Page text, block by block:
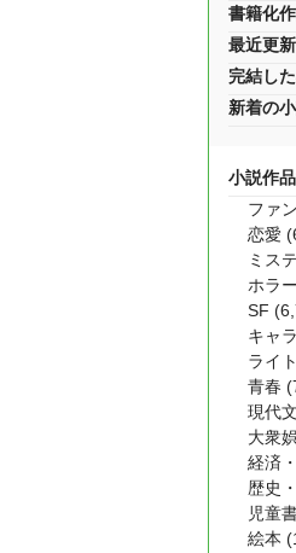
書籍化
最近更
完結し
新着の
小説作
ファ
恋愛
ミス
ホラ
SF
キャ
ライ
青春
現代
大衆
経済
歴史
児童
絵本